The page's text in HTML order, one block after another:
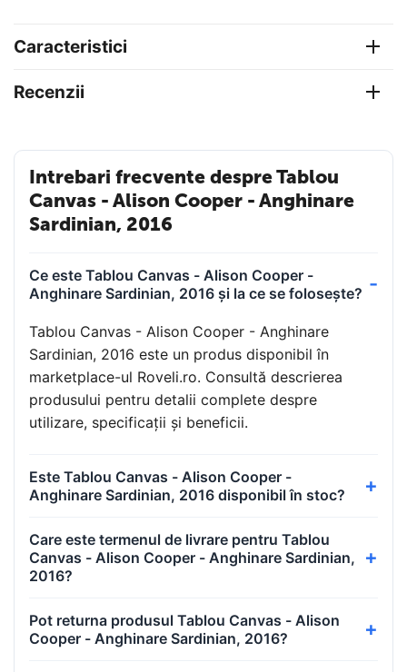
Caracteristici
Recenzii
Intrebari frecvente despre Tablou
Canvas - Alison Cooper - Anghinare
Sardinian, 2016
Ce este Tablou Canvas - Alison Cooper -
Anghinare Sardinian, 2016 și la ce se folosește?
Tablou Canvas - Alison Cooper - Anghinare
Sardinian, 2016 este un produs disponibil în
marketplace-ul Roveli.ro. Consultă descrierea
produsului pentru detalii complete despre
utilizare, specificații și beneficii.
Este Tablou Canvas - Alison Cooper -
Anghinare Sardinian, 2016 disponibil în stoc?
Care este termenul de livrare pentru Tablou
Canvas - Alison Cooper - Anghinare Sardinian,
2016?
Pot returna produsul Tablou Canvas - Alison
Cooper - Anghinare Sardinian, 2016?